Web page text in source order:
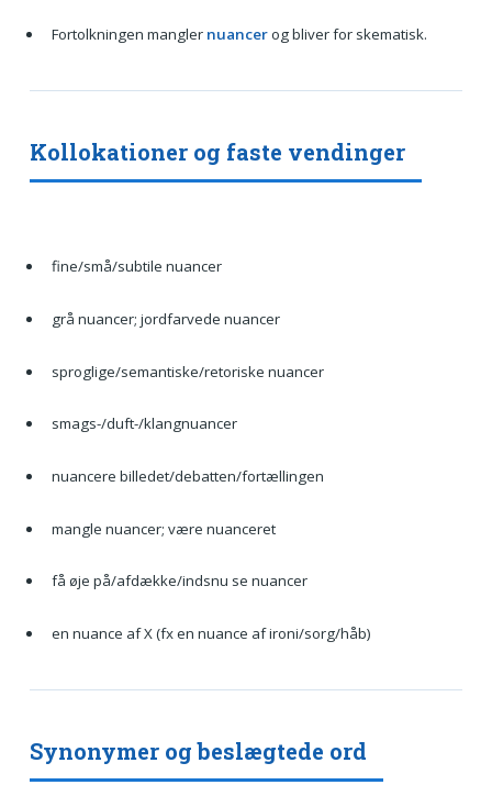
Fortolkningen mangler nuancerog bliver for skematisk.
Kollokationer og faste vendinger
fine/små/subtile nuancer
grå nuancer; jordfarvede nuancer
sproglige/semantiske/retoriske nuancer
smags-/duft-/klangnuancer
nuancere billedet/debatten/fortællingen
mangle nuancer; være nuanceret
få øje på/afdække/indsnu se nuancer
en nuance af X (fx en nuance af ironi/sorg/håb)
Synonymer og beslægtede ord